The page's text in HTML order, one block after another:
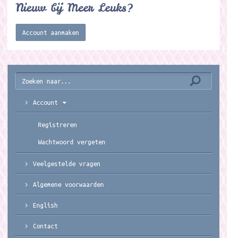
Nieuw bij Meer Leuks?
Account aanmaken
Account
Registreren
Wachtwoord vergeten
Veelgestelde vragen
Algemene voorwaarden
English
Contact